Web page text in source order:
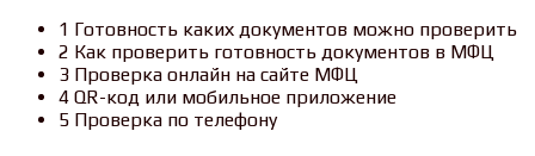
1 Готовность каких документов можно проверить
2 Как проверить готовность документов в МФЦ
3 Проверка онлайн на сайте МФЦ
4 QR-код или мобильное приложение
5 Проверка по телефону